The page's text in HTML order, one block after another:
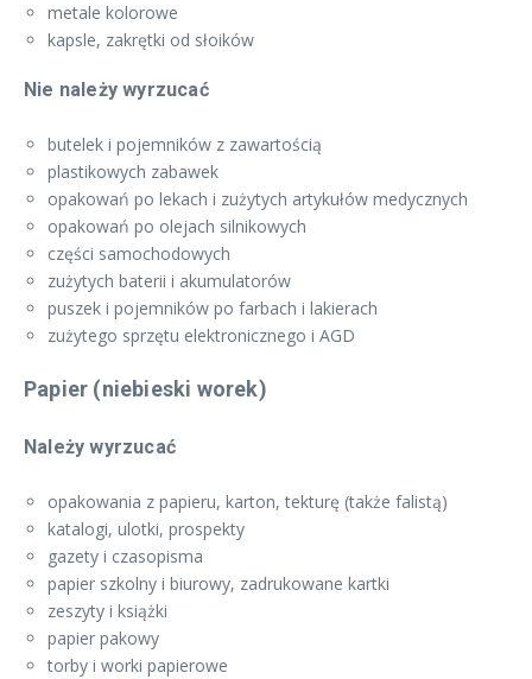
metale kolorowe
kapsle, zakrętki od słoików
Nie należy wyrzucać
butelek i pojemników z zawartością
plastikowych zabawek
opakowań po lekach i zużytych artykułów medycznych
opakowań po olejach silnikowych
części samochodowych
zużytych baterii i akumulatorów
puszek i pojemników po farbach i lakierach
zużytego sprzętu elektronicznego i AGD
Papier (niebieski worek)
Należy wyrzucać
opakowania z papieru, karton, tekturę (także falistą)
katalogi, ulotki, prospekty
gazety i czasopisma
papier szkolny i biurowy, zadrukowane kartki
zeszyty i książki
papier pakowy
torby i worki papierowe